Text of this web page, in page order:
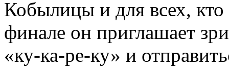
Кобылицы и для всех, кто
финале он приглашает
«ку-ка-ре-ку» и